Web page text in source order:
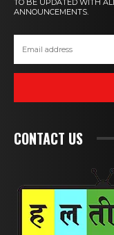
TO BE UPDATED WITH
ANNOUNCEMENTS.
CONTACT US